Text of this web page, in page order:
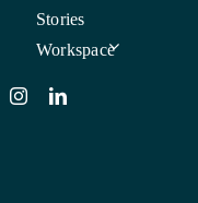
Stories
Workspace